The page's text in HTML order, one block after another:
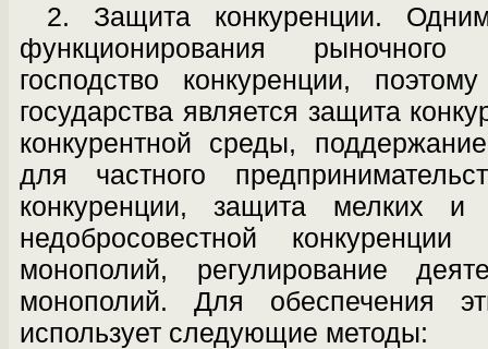
2. Защита конкуренции.
функционирования
господство конкуренции,
государства является защита
конкурентной среды,
для частного
конкуренции, защита мелких и
недобросовестной
монополий, регулирование
монополий. Для обеспечения
использует следующие методы: